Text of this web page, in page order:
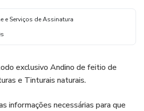
e Serviços de Assinatura
exclusivo Andino de feitio de
e Tinturais naturais.
informações necessárias para que